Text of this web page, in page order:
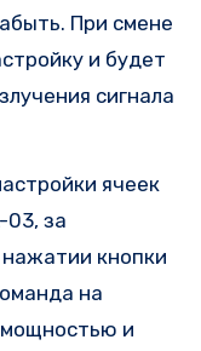
При смене
и будет
сигнала
ячеек
03, за
кнопки
на
и